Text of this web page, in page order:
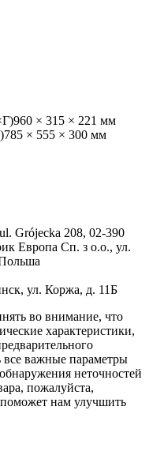
960 × 315 × 221 мм
785 × 555 × 300 мм
Grójecka 208, 02-390
Европа Сп. з о.о., ул.
ул. Коржа, д. 11Б
во внимание, что
характеристики,
все важные параметры
неточностей
пожалуйста,
нам улучшить